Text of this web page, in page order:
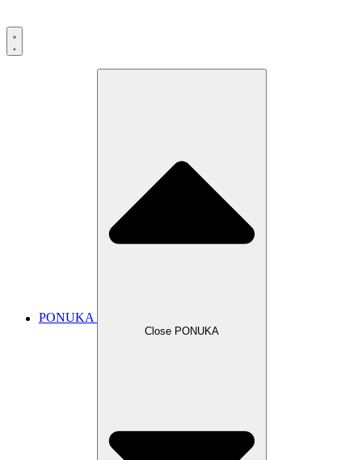
PONUKA
Close PONUKA